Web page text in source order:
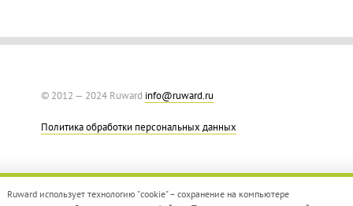
© 2012 — 2024 Ruward info@ruward.ru
Политика обработки персональных данных
Ruward использует технологию "cookie" – сохранение на компьютере